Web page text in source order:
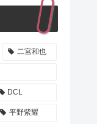
二宮和也
DCL
平野紫耀